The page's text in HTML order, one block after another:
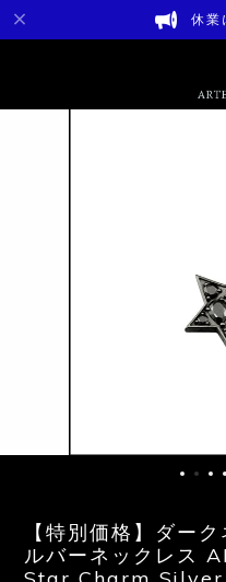
休業
【特別価格】ダー
ルバーネックレス